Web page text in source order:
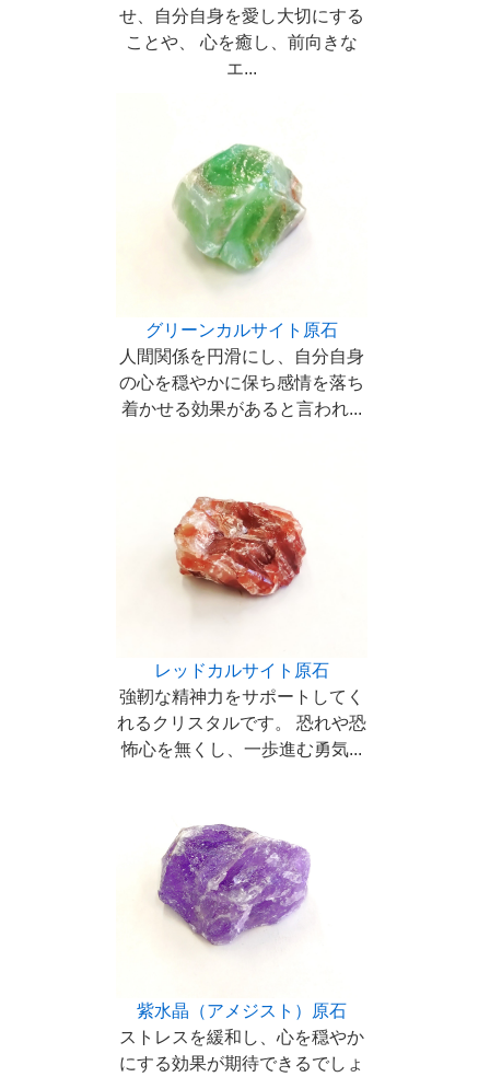
せ、自分自身を愛し大切にする
ことや、 心を癒し、前向きな
エ...
グリーンカルサイト原石
人間関係を円滑にし、自分自身
の心を穏やかに保ち感情を落ち
着かせる効果があると言われ...
レッドカルサイト原石
強靭な精神力をサポートしてく
れるクリスタルです。 恐れや恐
怖心を無くし、一歩進む勇気...
紫水晶（アメジスト）原石
ストレスを緩和し、心を穏やか
にする効果が期待できるでしょ